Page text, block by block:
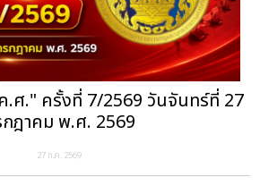
.ศ." ครั้งที่ 7/2569 วันจันทร์ที่ 27
ฎาคม พ.ศ. 2569
27 ก.ค. 2569